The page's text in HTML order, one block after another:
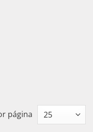
página